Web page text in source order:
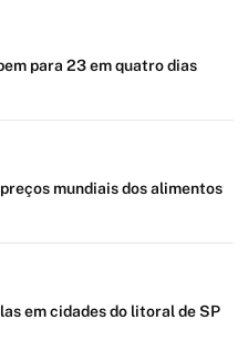
para 23 em quatro dias
mundiais dos alimentos
em cidades do litoral de SP